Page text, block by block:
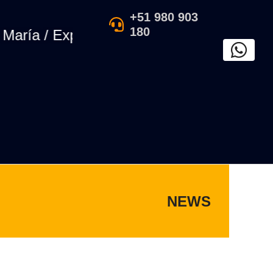
Exposición de arte tradicional peruano
+51 980 903
180
NEWS